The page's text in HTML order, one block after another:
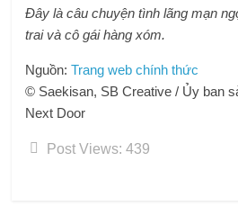
Đây là câu chuyện tình lãng mạn
trai và cô gái hàng xóm.
Nguồn:Trang web chính thức
© Saekisan, SB Creative / Ủy ban
Next Door
Post Views: 439